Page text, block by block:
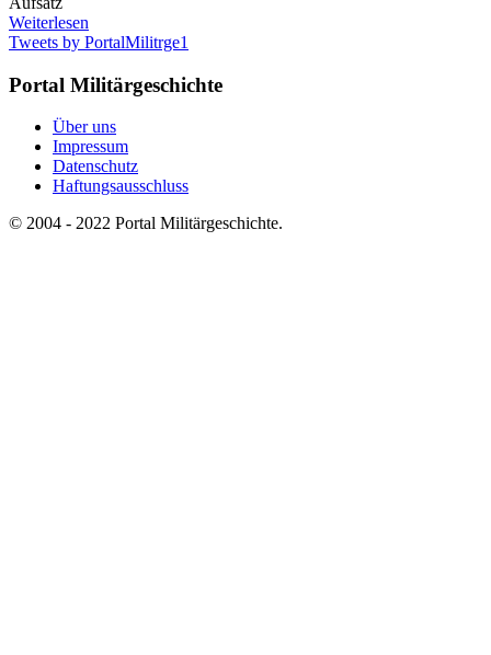
Weiterlesen
Tweets by PortalMilitrge1
Portal Militärgeschichte
Über uns
Impressum
Datenschutz
Haftungsausschluss
© 2004 - 2022 Portal Militärgeschichte.